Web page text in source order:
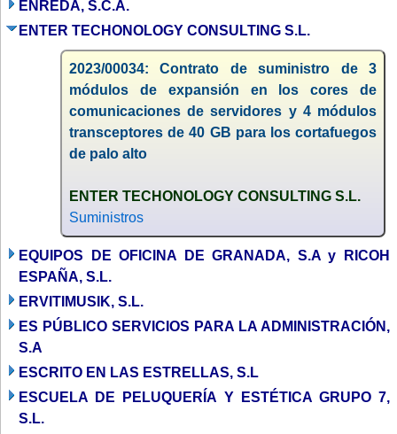
ENREDA, S.C.A.
ENTER TECHONOLOGY CONSULTING S.L.
2023/00034: Contrato de suministro de 3
módulos de expansión en los cores de
comunicaciones de servidores y 4 módulos
transceptores de 40 GB para los cortafuegos
de palo alto
ENTER TECHONOLOGY CONSULTING S.L.
Suministros
EQUIPOS DE OFICINA DE GRANADA, S.A y RICOH
ESPAÑA, S.L.
ERVITIMUSIK, S.L.
ES PÚBLICO SERVICIOS PARA LA ADMINISTRACIÓN,
S.A
ESCRITO EN LAS ESTRELLAS, S.L
ESCUELA DE PELUQUERÍA Y ESTÉTICA GRUPO 7,
S.L.